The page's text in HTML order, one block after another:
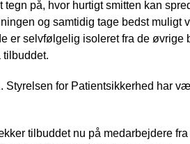
på, hvor hurtigt smitten kan
og samtidig tage bedst muligt
er selvfølgelig isoleret fra de øvrige
for Patientsikkerhed har
tilbuddet nu på medarbejdere